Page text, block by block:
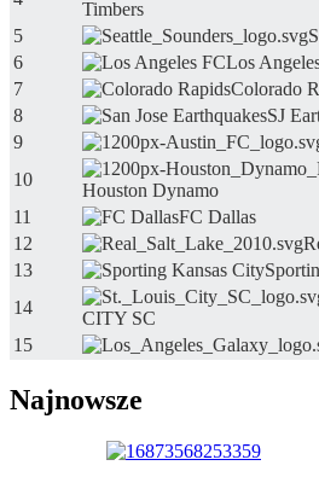
Timbers
5
6
Los
7
Colorado
8
SJ
9
10
Houston Dynamo
11
FC Dallas
12
13
14
CITY SC
15
Najnowsze